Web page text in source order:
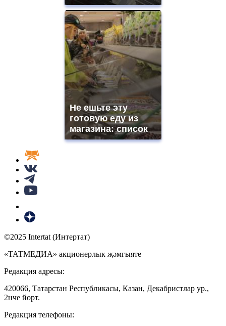
Не ешьте эту
готовую еду из
магазина: список
©2025 Intertat (Интертат)
«ТАТМЕДИА» акционерлык җәмгыяте
Редакция адресы:
420066, Татарстан Республикасы, Казан, Декабристлар ур.,
2нче йорт.
Редакция телефоны: